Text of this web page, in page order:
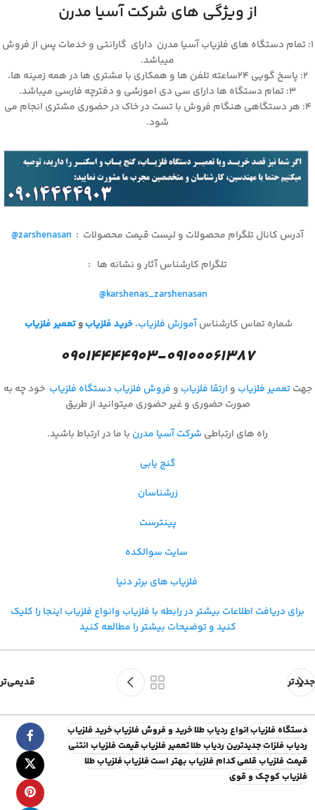
از ویژگی های شرکت آسیا مدرن
۱: تمام دستگاه های فلزیاب آسیا مدرن دارای گارانتی و خدمات پس از فروش
میباشد.
۲: پاسخ گویی ۲۴ساعته تلفن ها و همکاری با مشتری ها در همه زمینه ها.
۳: تمام دستگاه ها دارای سی دی اموزشی و دفترچه فارسی میباشد.
۴: هر دستگاهی هنگام فروش با تست در خاک در حضوری مشتری انجام می
شود.
آدرس کانال تلگرام محصولات و لیست قیمت محصولات :
@zarshenasan
تلگرام کارشناس آثار و نشانه ها :
@karshenas_zarshenasan
شماره تماس کارشناسآموزش فلزیاب،خرید فلزیابوتعمیر فلزیاب
۰۹۰۱۴۴۴۴۹۰۳-۰۹۱۰۰۰۶۱۳۸۷
جهتتعمیر فلزیاب و ارتقا فلزیاب و فروش فلزیاب دستگاه فلزیاب خود چه به
صورت حضوری و غیر حضوری میتوانید از طریق
راه های ارتباطی شرکت آسیا مدرن با ما در ارتباط باشید.
گنج یابی
زرشناسان
پینترست
سایت سوالکده
فلزیاب های برتر دنیا
برای دریافت اطلاعات بیشتر در رابطه با فلزیاب وانواع فلزیاب اینجا را کلیک
کنید و توضیحات بیشتر را مطالعه کنید
جدیدتر قدیمی‌تر
دستگاه فلزیابانواع ردیاب طلاخرید و فروش فلزیابخرید فلزیاب
ردیاب فلزاتجدیدترین ردیاب طلاتعمیر فلزیابقیمت فلزیاب انتنی
قیمت فلزیاب قلمیکدام فلزیاب بهتر استفلزیابفلزیاب طلا
فلزیاب کوچک و قوی